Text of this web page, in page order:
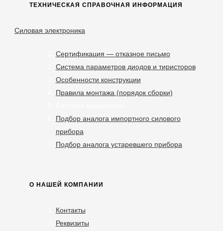
ТЕХНИЧЕСКАЯ СПРАВОЧНАЯ ИНФОРМАЦИЯ
Силовая электроника
Сертификация — отказное письмо
Система параметров диодов и тиристоров
Особенности конструкции
Правила монтажа (порядок сборки)
Подбор аналога импортного силового
прибора
Подбор аналога устаревшего прибора
О НАШЕЙ КОМПАНИИ
Контакты
Реквизиты